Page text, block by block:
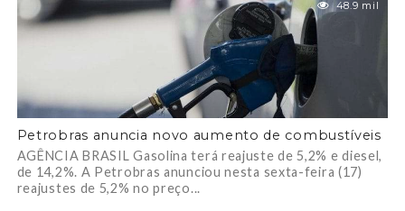
48.9 mil
Petrobras anuncia novo aumento de combustíveis
AGÊNCIA BRASIL Gasolina terá reajuste de 5,2% e diesel,
de 14,2%. A Petrobras anunciou nesta sexta-feira (17)
reajustes de 5,2% no preço...